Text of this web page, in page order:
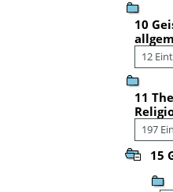
10
12
11
197
15